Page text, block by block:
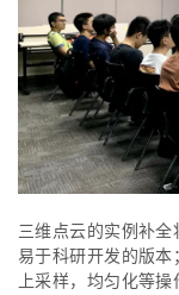
三维点云的实例补
易于科研开发的版本
上采样，均匀化等